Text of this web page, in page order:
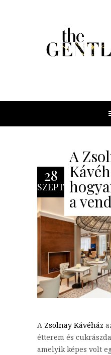
28
SZEPT
A
a
A Zsolnay Kávéház
étterem és
amelyik képes volt